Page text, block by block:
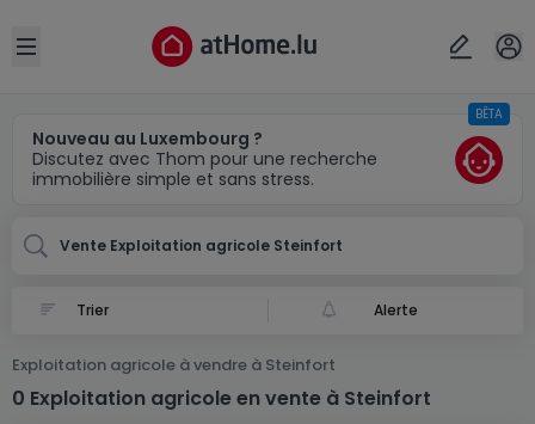
Open sidebar
Nouveau au Luxembourg ?
Discutez avec Thom pour une recherche
immobilière simple et sans stress.
BÊTA
Vente Exploitation agricole Steinfort
Alerte
Exploitation agricole à vendre à Steinfort
0 Exploitation agricole en vente à Steinfort
Localité(s)
Annuler OK